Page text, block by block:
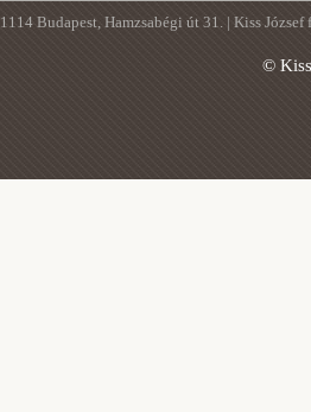
1114 Budapest, Hamzsabégi út 31. | Kiss
©